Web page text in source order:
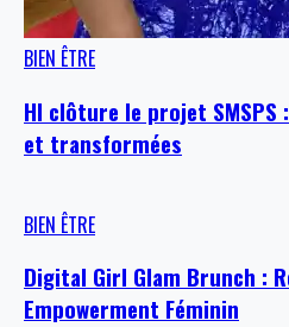
BIEN ÊTRE
HI clôture le projet SMSPS
et transformées
BIEN ÊTRE
Digital Girl Glam Brunch :
Empowerment Féminin